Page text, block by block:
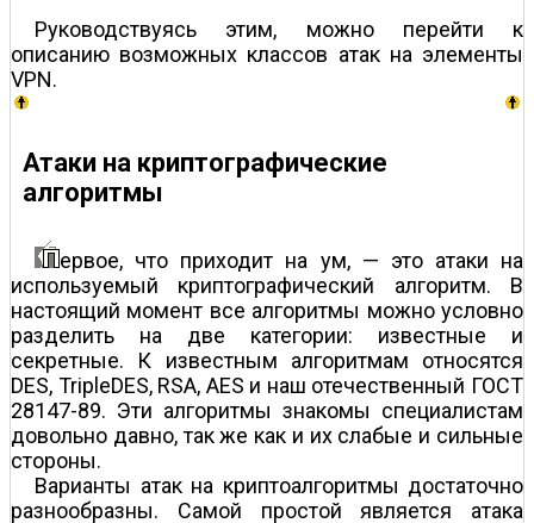
Руководствуясь этим, можно перейти к
описанию возможных классов атак на элементы
VPN.
Атаки на криптографические
алгоритмы
ервое, что приходит на ум, — это атаки на
используемый криптографический алгоритм. В
настоящий момент все алгоритмы можно условно
разделить на две категории: известные и
секретные. К известным алгоритмам относятся
DES, TripleDES, RSA, AES и наш отечественный ГОСТ
28147-89. Эти алгоритмы знакомы специалистам
довольно давно, так же как и их слабые и сильные
стороны.
Варианты атак на криптоалгоритмы достаточно
разнообразны. Самой простой является атака